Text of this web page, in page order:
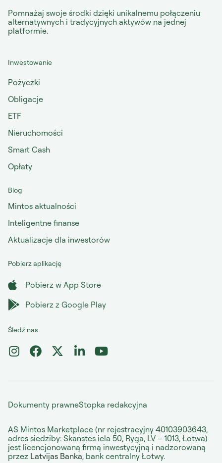
Pomnażaj swoje środki dzięki unikalnemu połączeniu
alternatywnych i tradycyjnych aktywów na jednej
platformie.
Inwestowanie
Pożyczki
Obligacje
ETF
Nieruchomości
Smart Cash
Opłaty
Blog
Mintos aktualności
Inteligentne finanse
Aktualizacje dla inwestorów
Pobierz aplikację
Pobierz w App Store
Pobierz z Google Play
Śledź nas
Dokumenty prawneStopka redakcyjna
AS Mintos Marketplace (nr rejestracyjny 40103903643,
adres siedziby: Skanstes iela 50, Ryga, LV – 1013, Łotwa)
jest licencjonowaną firmą inwestycyjną i nadzorowaną
przez Latvijas Banka, bank centralny Łotwy.